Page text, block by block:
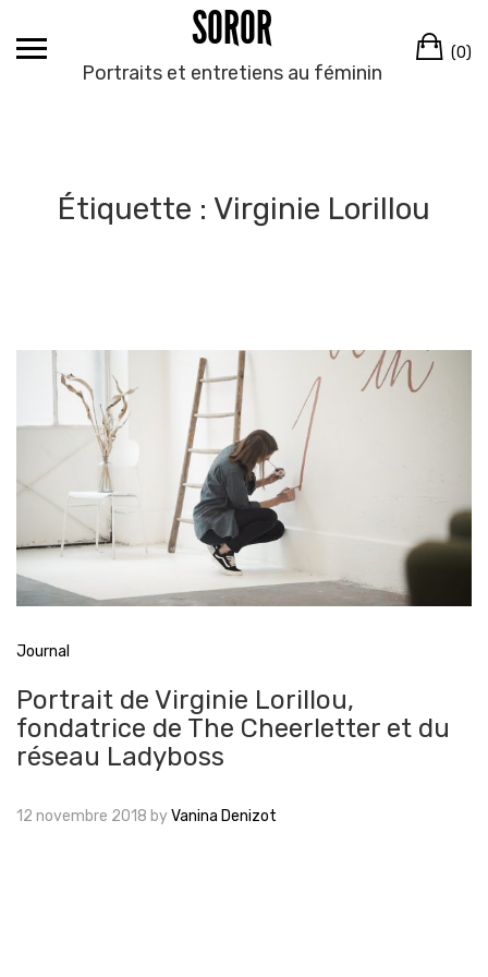
content
SOROR
Portraits et entretiens au féminin
(0)
Étiquette : Virginie Lorillou
Journal
Portrait de Virginie Lorillou,
fondatrice de The Cheerletter et du
réseau Ladyboss
12 novembre 2018 byVanina Denizot